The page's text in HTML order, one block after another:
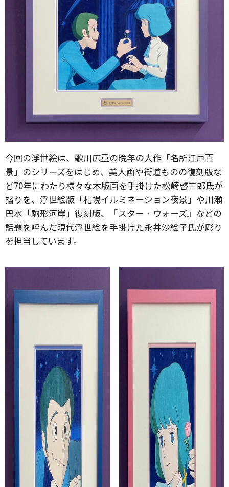
今回の浮世絵は、歌川広重の晩年の大作「名所江戸百
景」のシリーズをはじめ、美人画や街道ものの復刻版な
ど70年にわたり様々な木版画を手掛けた松崎啓三郎氏が
摺りを、浮世絵版「札幌イルミネーション夜景」や川瀬
巴水「駒形河岸」復刻版、『スター・ウォーズ』などの
話題を呼んだ現代浮世絵を手掛けた永井沙絵子氏が彫り
を担当しています。